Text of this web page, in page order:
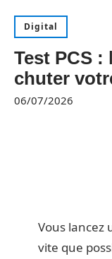
Digital
Test PCS
chuter
06/07/2026
Vous lancez
vite que